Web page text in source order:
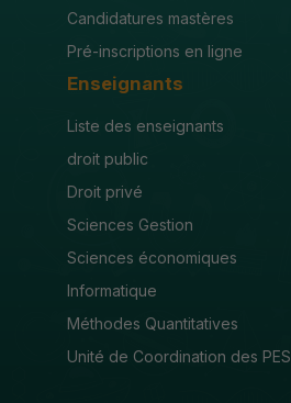
Candidatures mastères
Pré-inscriptions en ligne
Enseignants
Liste des enseignants
droit public
Droit privé
Sciences Gestion
Sciences économiques
Informatique
Méthodes Quantitatives
Unité de Coordination des PES